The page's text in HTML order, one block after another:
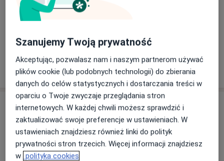
Dysponuję nowym aparatem
ultrasonograficznym wyposażonym w głowicę
serca ).
20/03/2024
Usługi i ceny
ECHO serca
Od 200 zł Szczegóły Umów wizytę
Szanujemy Twoją prywatność
Akceptując, pozwalasz nam i naszym partnerom używać
plików cookie (lub podobnych technologii) do zbierania
danych do celów statystycznych i dostarczania treści w
oparciu o Twoje zwyczaje przeglądania stron
internetowych. W każdej chwili możesz sprawdzić i
zaktualizować swoje preferencje w ustawieniach. W
ustawieniach znajdziesz również linki do polityk
prywatności stron trzecich. Więcej informacji znajdziesz
w polityka cookies